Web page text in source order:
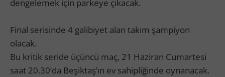
dengelemek için parkeye çıkacak.
Final serisinde 4 galibiyet alan takım şampiyon
olacak.
Bu kritik seride üçüncü maç, 21 Haziran Cumartesi
saat 20.30’da Beşiktaş’ın ev sahipliğinde oynanacak.